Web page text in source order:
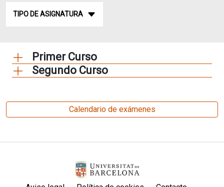
TIPO DE ASIGNATURA
Primer Curso
Segundo Curso
Calendario de exámenes